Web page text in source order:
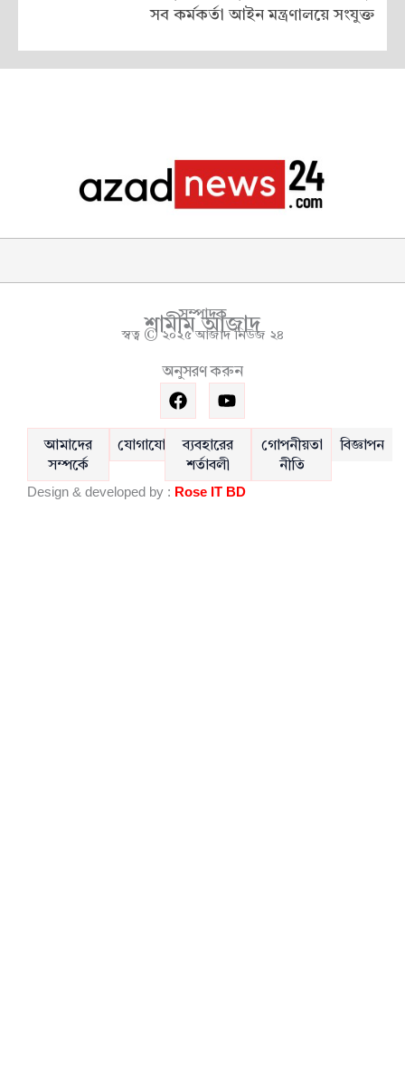
সব কর্মকর্তা আইন মন্ত্রণালয়ে সংযুক্ত
সম্পাদক
শামীম আজাদ
স্বত্ব © ২০২৫ আজাদ নিউজ ২৪
অনুসরণ করুন
F
a
c
e
b
o
o
Y
o
u
t
u
b
e
আমাদের
সম্পর্কে
যোগাযোগ
ব্যবহারের
শর্তাবলী
গোপনীয়তা
নীতি
বিজ্ঞাপন
Design & developed by : Rose IT BD